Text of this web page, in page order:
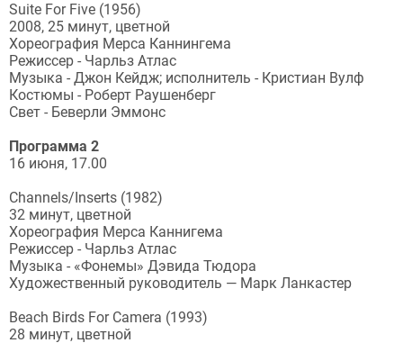
Suite For Five (1956)
2008, 25 минут, цветной
Хореография Мерса Каннингема
Режиссер - Чарльз Атлас
Музыка - Джон Кейдж; исполнитель - Кристиан Вулф
Костюмы - Роберт Раушенберг
Свет - Беверли Эммонс
Программа 2
16 июня, 17.00
Channels/Inserts (1982)
32 минут, цветной
Хореография Мерса Каннигема
Режиссер - Чарльз Атлас
Музыка - «Фонемы» Дэвида Тюдора
Художественный руководитель — Марк Ланкастер
Beach Birds For Camera (1993)
28 минут, цветной